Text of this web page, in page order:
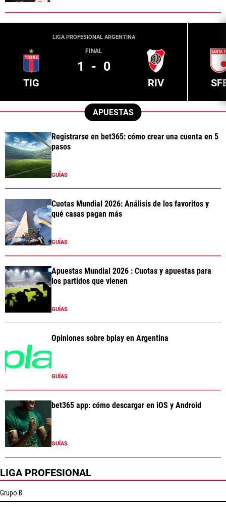
LIGA PROFESIONAL ARGENTINA
TIG
FINAL
1 - 0
RIV
APUESTAS
Registrarse en bet365: cómo crear una cuenta en 5
pasos
GUÍAS
Cuotas Mundial 2026: Análisis de los favoritos y
qué casas pagan más
GUÍAS
Apuestas Mundial 2026 : Cuotas y apuestas para
los partidos que vienen
GUÍAS
Opiniones sobre bplay en Argentina
GUÍAS
bet365 app: cómo descargar en iOS y Android
GUÍAS
LIGA PROFESIONAL